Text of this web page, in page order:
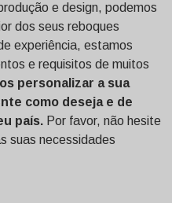
e design, podemos
dos seus reboques
experiência, estamos
e requisitos de muitos
personalizar a sua
como deseja e de
país. Por favor, não hesite
suas necessidades